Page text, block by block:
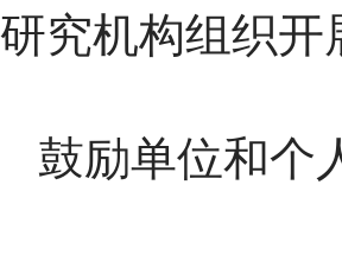
研究机构组织开
鼓励单位和个